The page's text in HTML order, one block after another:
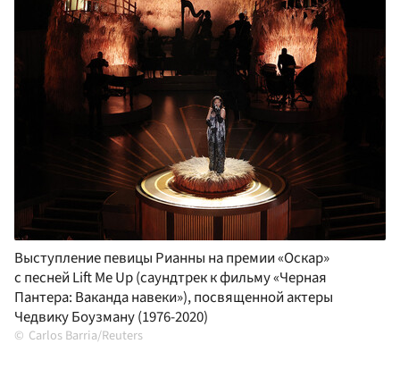
Выступление певицы Рианны на премии «Оскар»
с песней Lift Me Up (саундтрек к фильму «Черная
Пантера: Ваканда навеки»), посвященной актеры
Чедвику Боузману (1976-2020)
Carlos Barria/Reuters